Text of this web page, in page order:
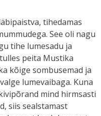
tihedamas
See oli nagu
tihe lumesadu ja
peita Mustika
kõige sombusemad ja
lumevaibaga. Kuna
mind hirmsasti
siis sealstamast